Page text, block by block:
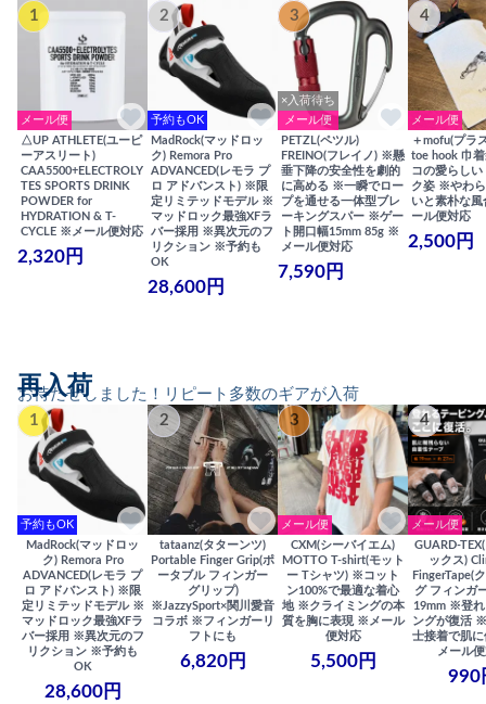
1
メール便
△UP ATHLETE(ユーピ
ーアスリート)
CAA5500+ELECTROLY
TES SPORTS DRINK
POWDER for
HYDRATION & T-
CYCLE ※メール便対応
2,320円
2
予約もOK
MadRock(マッドロッ
ク) Remora Pro
ADVANCED(レモラ プ
ロ アドバンスト) ※限
定リミテッドモデル ※
マッドロック最強XFラ
バー採用 ※異次元のフ
リクション ※予約も
OK
28,600円
3
×入荷待ち
メール便
PETZL(ペツル)
FREINO(フレイノ) ※懸
垂下降の安全性を劇的
に高める ※一瞬でロー
プを通せる一体型ブレ
ーキングスパー ※ゲー
ト開口幅15mm 85g ※
メール便対応
7,590円
4
メール便
＋mofu(プラ
toe hook 巾
コの愛らしい
ク姿 ※やわ
いと素朴な
ール便対応
2,500円
お待たせしました！リピート多数のギアが入荷
再入荷
1
予約もOK
MadRock(マッドロッ
ク) Remora Pro
ADVANCED(レモラ プ
ロ アドバンスト) ※限
定リミテッドモデル ※
マッドロック最強XFラ
バー採用 ※異次元のフ
リクション ※予約も
OK
28,600円
2
tataanz(タターンツ)
Portable Finger Grip(ポ
ータブル フィンガー
グリップ)
※JazzySport×関川愛音
コラボ ※フィンガーリ
フトにも
6,820円
3
メール便
CXM(シーバイエム)
MOTTO T-shirt(モット
ー Tシャツ) ※コット
ン100%で最適な着心
地 ※クライミングの本
質を胸に表現 ※メール
便対応
5,500円
4
メール便
GUARD-
ックス)
FingerTape(
グ フィンガ
19mm ※登れ
ングが復活
士接着で肌
メール
990